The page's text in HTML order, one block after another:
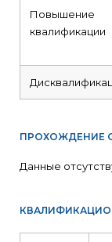
Повышение
квалификации
ПРОХОЖДЕНИЕ
Данные